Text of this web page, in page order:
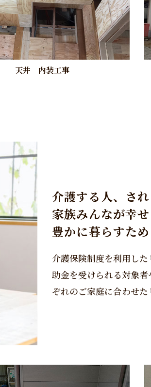
天井 内装工事
介護する人、さ
家族みんなが幸
豊かに暮らすた
介護保険制度を利用し
助金を受けられる対象
ぞれのご家庭に合わせ